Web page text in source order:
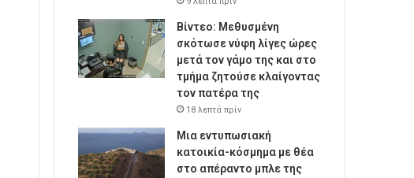
Βίντεο: Μεθυσμένη
σκότωσε νύφη λίγες ώρες
μετά τον γάμο της και στο
τμήμα ζητούσε κλαίγοντας
τον πατέρα της
18 λεπτά πρίν
Μια εντυπωσιακή
κατοικία-κόσμημα με θέα
στο απέραντο μπλε της